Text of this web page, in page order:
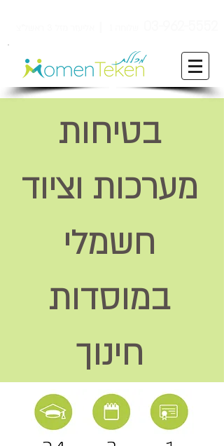
בטיחות
מערכות וציוד
חשמלי
במוסדות
חינוך